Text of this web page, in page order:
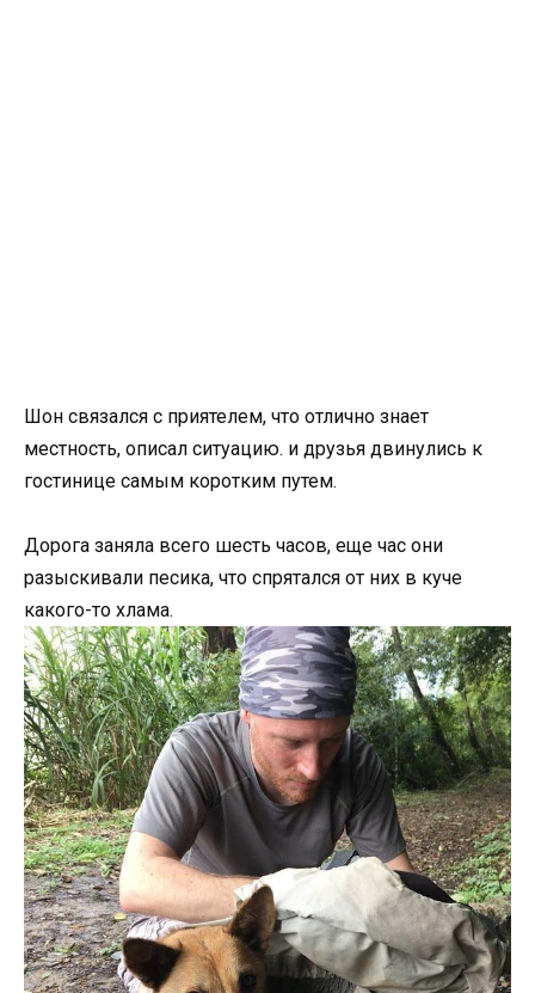
Шон связался с приятелем, что отлично знает
местность, описал ситуацию. и друзья двинулись к
гостинице самым коротким путем.
Дорога заняла всего шесть часов, еще час они
разыскивали песика, что спрятался от них в куче
какого-то хлама.